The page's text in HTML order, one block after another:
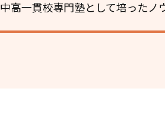
中高一貫校専門塾として培ったノ